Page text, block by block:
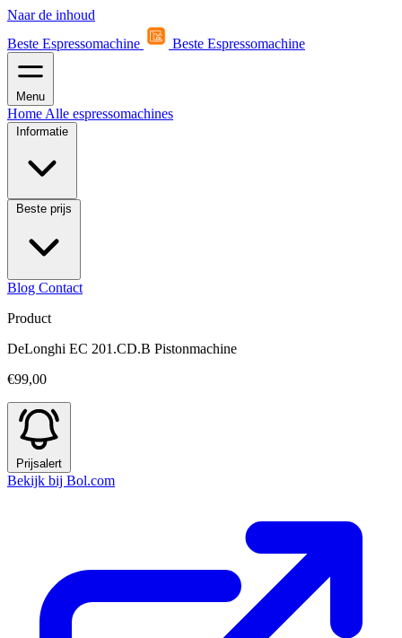
Naar de inhoud
Beste Espressomachine
Beste Espressomachine
Menu
Home Alle espressomachines
Informatie
Beste prijs
Blog Contact
Product
DeLonghi EC 201.CD.B Pistonmachine
€99,00
Prijsalert
Bekijk bij Bol.com